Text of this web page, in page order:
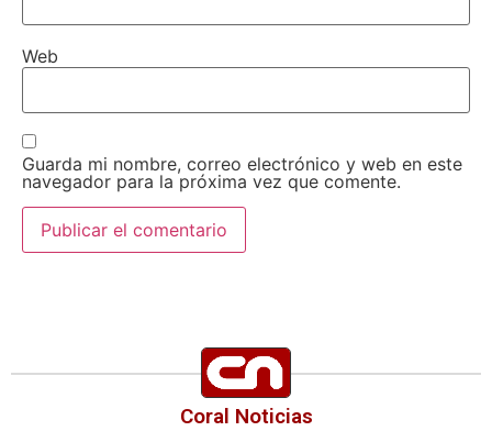
Web
Guarda mi nombre, correo electrónico y web en este
navegador para la próxima vez que comente.
Coral Noticias